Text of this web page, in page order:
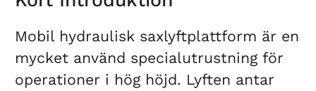
Mobil hydraulisk saxlyftplattform är en
mycket använd specialutrustning för
operationer i hög höjd. Lyften antar